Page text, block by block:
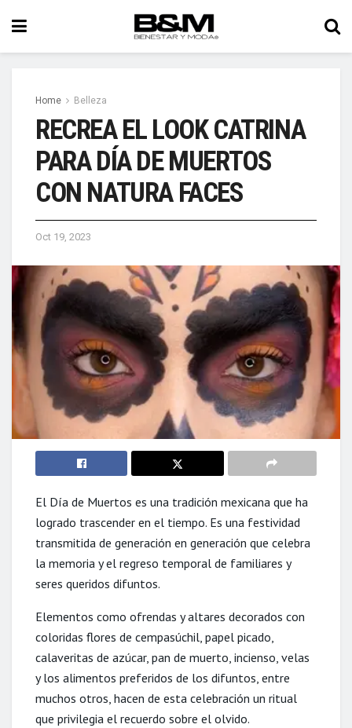
Home Belleza
RECREA EL LOOK CATRINA
PARA DÍA DE MUERTOS
CON NATURA FACES
Oct 19, 2023
El Día de Muertos es una tradición mexicana que ha
logrado trascender en el tiempo. Es una festividad
transmitida de generación en generación que celebra
la memoria y el regreso temporal de familiares y
seres queridos difuntos.
Elementos como ofrendas y altares decorados con
coloridas flores de cempasúchil, papel picado,
calaveritas de azúcar, pan de muerto, incienso, velas
y los alimentos preferidos de los difuntos, entre
muchos otros, hacen de esta celebración un ritual
que privilegia el recuerdo sobre el olvido.